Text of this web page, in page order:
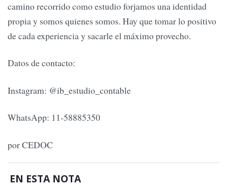
camino recorrido como estudio forjamos una identidad
propia y somos quienes somos. Hay que tomar lo positivo
de cada experiencia y sacarle el máximo provecho.
Datos de contacto:
Instagram: @ib_estudio_contable
WhatsApp: 11-58885350
por CEDOC
EN ESTA NOTA